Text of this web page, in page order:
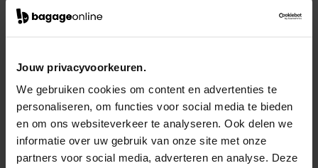
Jouw privacyvoorkeuren.
We gebruiken cookies om content en advertenties te
personaliseren, om functies voor social media te bieden
en om ons websiteverkeer te analyseren. Ook delen we
informatie over uw gebruik van onze site met onze
partners voor social media, adverteren en analyse. Deze